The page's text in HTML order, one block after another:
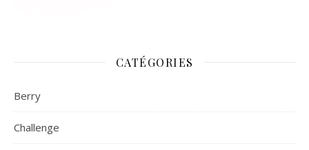
CATÉGORIES
Berry
Challenge